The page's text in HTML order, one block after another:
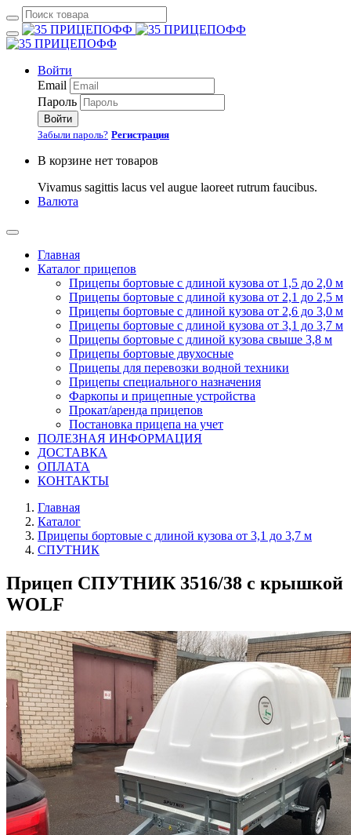
Войти
Email
Пароль
Войти
Забыли пароль? Регистрация
В корзине нет товаров
Vivamus sagittis lacus vel augue laoreet rutrum faucibus.
Валюта
Главная
Каталог прицепов
Прицепы бортовые с длиной кузова от 1,5 до 2,0 м
Прицепы бортовые с длиной кузова от 2,1 до 2,5 м
Прицепы бортовые с длиной кузова от 2,6 до 3,0 м
Прицепы бортовые с длиной кузова от 3,1 до 3,7 м
Прицепы бортовые с длиной кузова свыше 3,8 м
Прицепы бортовые двухосные
Прицепы для перевозки водной техники
Прицепы специального назначения
Фаркопы и прицепные устройства
Прокат/аренда прицепов
Постановка прицепа на учет
ПОЛЕЗНАЯ ИНФОРМАЦИЯ
ДОСТАВКА
ОПЛАТА
КОНТАКТЫ
Главная
Каталог
Прицепы бортовые с длиной кузова от 3,1 до 3,7 м
СПУТНИК
Прицеп СПУТНИК 3516/38 с крышкой
WOLF